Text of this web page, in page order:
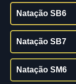
Natação SB6
Natação SB7
Natação SM6